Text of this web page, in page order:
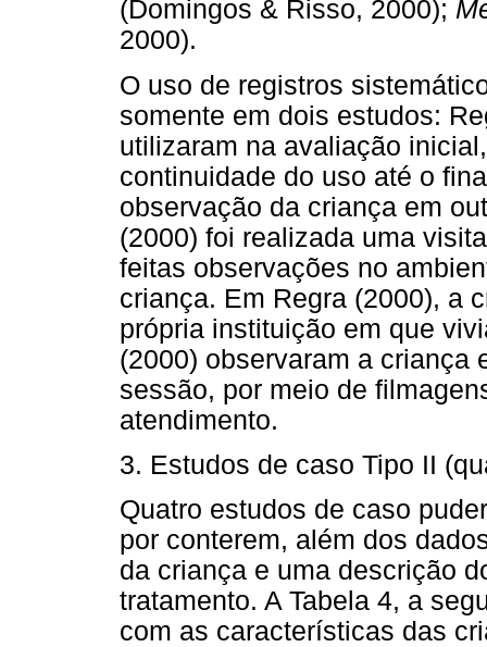
(Domingos & Risso, 2000);
2000).
O uso de registros
somente em dois estudos:
utilizaram na avaliação
continuidade do uso até o
observação da criança em
(2000) foi realizada uma
feitas observações no
criança. Em Regra (2000), a
própria instituição em que
(2000) observaram a criança
sessão, por meio de
atendimento.
3. Estudos de caso Tipo II
Quatro estudos de caso
por conterem, além dos
da criança e uma descrição
tratamento. A Tabela 4, a
com as características das